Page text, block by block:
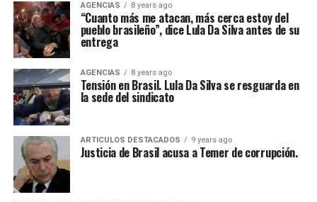
AGENCIAS 8 years ago
“Cuanto más me atacan, más cerca estoy del
pueblo brasileño”, dice Lula Da Silva antes de su
entrega
AGENCIAS 8 years ago
Tensión en Brasil. Lula Da Silva se resguarda en
la sede del sindicato
ARTICULOS DESTACADOS 9 years ago
Justicia de Brasil acusa a Temer de corrupción.